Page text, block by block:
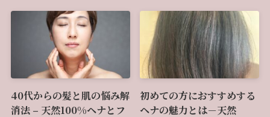
40代からの髪と肌の悩み解
消法 – 天然100%ヘナとフ
初めての方におすすめする
ヘナの魅力とは－天然